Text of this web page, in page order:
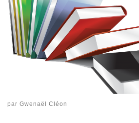
par Gwenaël Cléon